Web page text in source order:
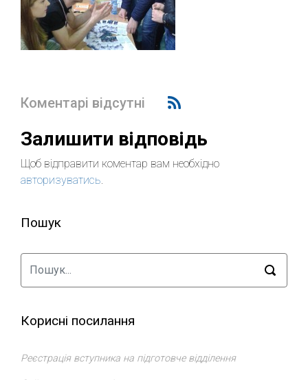
Коментарі відсутні
Залишити відповідь
Щоб відправити коментар вам необхідно
авторизуватись.
Пошук
Корисні посилання
Реєстрація вступника на підготовче відділення